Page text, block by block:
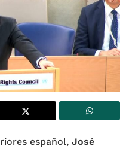
español, José